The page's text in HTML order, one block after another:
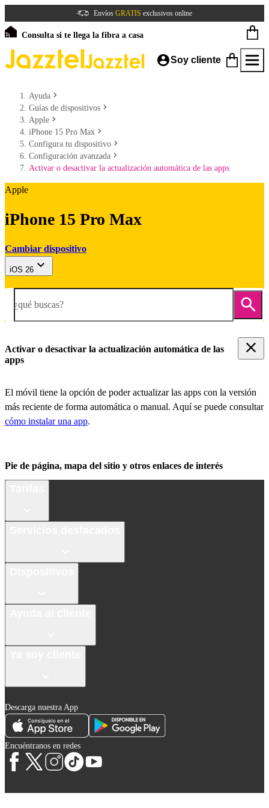
Envíos GRATIS exclusivos online
Consulta si te llega la fibra a casa
Soy cliente
Ayuda
Guías de dispositivos
Apple
iPhone 15 Pro Max
Configura tu dispositivo
Configuración avanzada
Activar o desactivar la actualización automática de las apps
Apple
iPhone 15 Pro Max
Cambiar dispositivo
iOS 26
¿qué buscas?
Activar o desactivar la actualización automática de las
apps
El móvil tiene la opción de poder actualizar las apps con la versión
más reciente de forma automática o manual. Aquí se puede consultar
cómo instalar una app.
Pie de página, mapa del sitio y otros enlaces de interés
Descarga nuestra App
Encuéntranos en redes